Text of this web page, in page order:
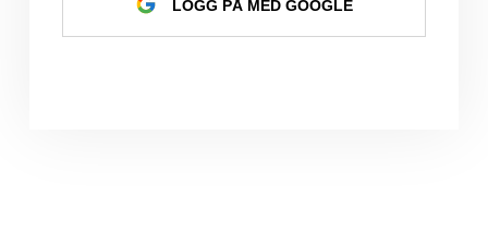
LOGG PÅ MED GOOGLE